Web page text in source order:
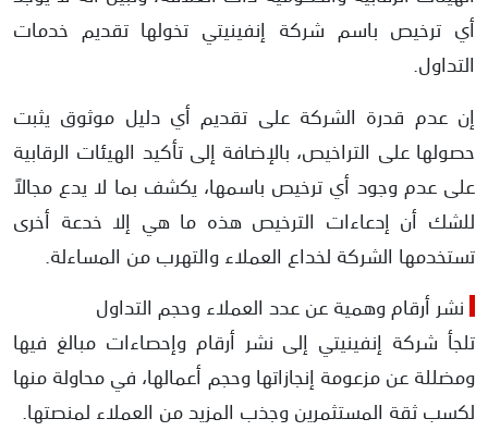
أي ترخيص باسم شركة إنفينيتي تخولها تقديم خدمات
التداول.
إن عدم قدرة الشركة على تقديم أي دليل موثوق يثبت
حصولها على التراخيص، بالإضافة إلى تأكيد الهيئات الرقابية
على عدم وجود أي ترخيص باسمها، يكشف بما لا يدع مجالاً
للشك أن إدعاءات الترخيص هذه ما هي إلا خدعة أخرى
تستخدمها الشركة لخداع العملاء والتهرب من المساءلة.
نشر أرقام وهمية عن عدد العملاء وحجم التداول
تلجأ شركة إنفينيتي إلى نشر أرقام وإحصاءات مبالغ فيها
ومضللة عن مزعومة إنجازاتها وحجم أعمالها، في محاولة منها
لكسب ثقة المستثمرين وجذب المزيد من العملاء لمنصتها.